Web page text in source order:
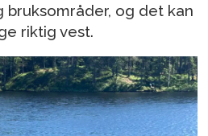
bruksområder, og det kan
riktig vest.